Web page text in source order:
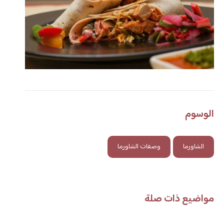
الوسوم
الشاورما وصفات الشاورما
مواضيع ذات صلة